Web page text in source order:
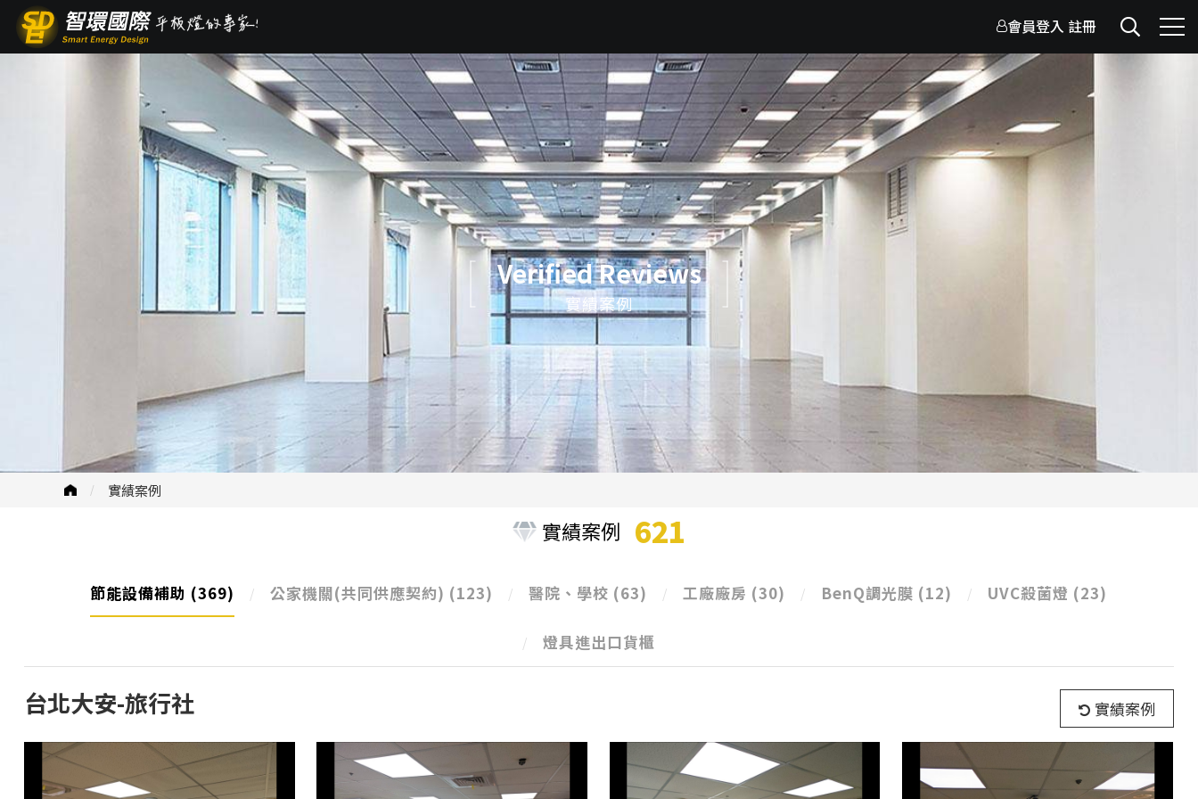
會員登入 註冊
Verified Reviews
實績案例
實績案例
實績案例 621
節能設備補助 (369) 公家機關(共同供應契約) (123) 醫院、學校 (63) 工廠廠房 (30) BenQ調光膜 (12) UVC殺菌燈 (23)
燈具進出口貨櫃
台北大安-旅行社 實績案例